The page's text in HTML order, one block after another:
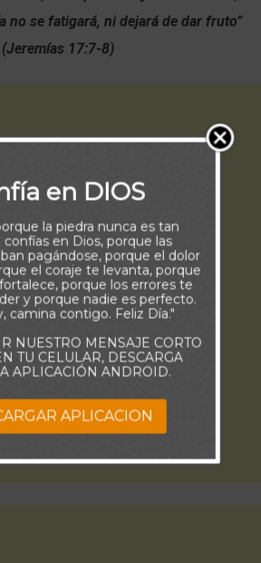
no se fatigará, ni dejará de dar fruto”
(Jeremías 17:7-8)
en DIOS
la piedra nunca es tan
confías en Dios, porque las
pagándose, porque el dolor
el coraje te levanta, porque
porque los errores te
y porque nadie es perfecto.
camina contigo. Feliz Día."
NUESTRO MENSAJE CORTO
TU CELULAR, DESCARGA
APLICACIÓN ANDROID.
APLICACION